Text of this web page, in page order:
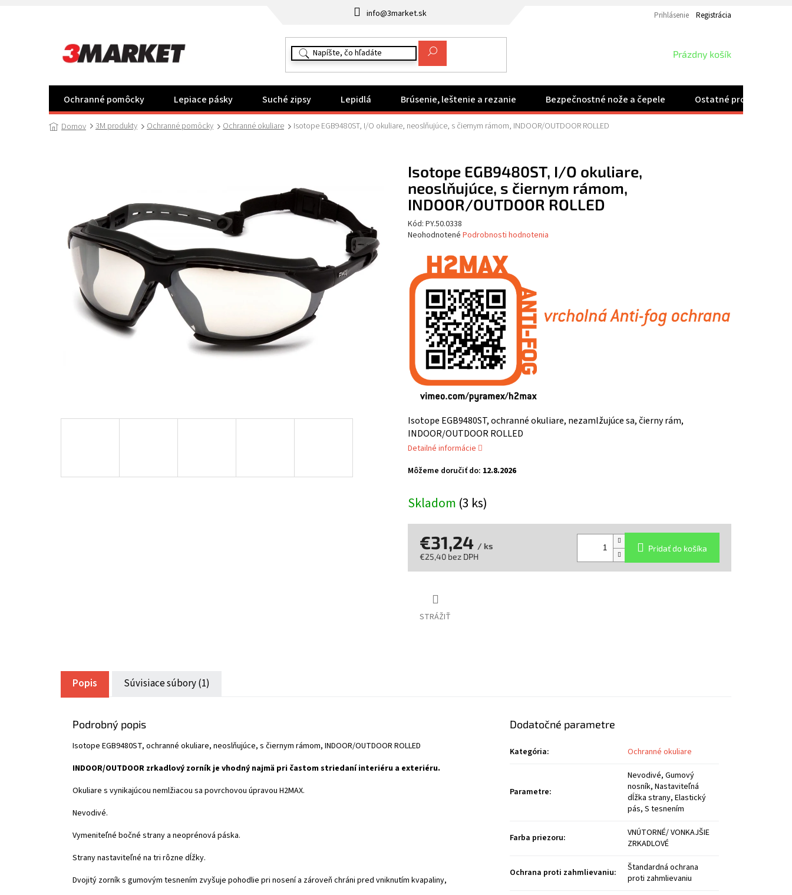
info@3market.sk Prihlásenie Registrácia
NÁKUPNÝ
Prázdny košík
Ochranné pomôcky Lepiace pásky Suché zipsy Lepidlá Brúsenie, leštenie a rezanie Bezpečnostné nože a čepele Ostatné produkty
Domov 3M produkty Ochranné pomôcky Ochranné okuliare Isotope EGB9480ST, I/O okuliare, neoslňujúce, s čiernym rámom, INDOOR/OUTDOOR ROLLED
Skladom (3 ks)
Môžeme doručiť do: 12.8.2026
Isotope EGB9480ST, ochranné okuliare, nezamlžujúce sa, čierny rám,
INDOOR/OUTDOOR ROLLED
Detailné informácie
STRÁŽIŤ
€31,24 / ks
€25,40 bez DPH
Pridať do košíka
Isotope EGB9480ST, I/O okuliare,
neoslňujúce, s čiernym rámom,
INDOOR/OUTDOOR ROLLED
Kód: PY.50.0338
Priemerné
produktu
0,0
z
hviezdičiek.
Neohodnotené Podrobnosti hodnotenia
Popis Súvisiace súbory (1)
Podrobný popis
Isotope EGB9480ST, ochranné okuliare, neoslňujúce, s čiernym rámom, INDOOR/OUTDOOR ROLLED
INDOOR/OUTDOOR zrkadlový zorník je vhodný najmä pri častom striedaní interiéru a exteriéru.
Okuliare s vynikajúcou nemlžiacou sa povrchovou úpravou H2MAX.
Nevodivé.
Vymeniteľné bočné strany a neoprénová páska.
Strany nastaviteľné na tri rôzne dĺžky.
Dvojitý zorník s gumovým tesnením zvyšuje pohodlie pri nosení a zároveň chráni pred vniknutím kvapaliny,
Dodatočné parametre
Kategória: Ochranné okuliare
Parametre:
Nevodivé, Gumový
nosník, Nastaviteľná
dĺžka strany, Elastický
pás, S tesnením
Farba priezoru:
VNÚTORNÉ/ VONKAJŠIE
ZRKADLOVÉ
Ochrana proti zahmlievaniu:
Štandardná ochrana
proti zahmlievaniu